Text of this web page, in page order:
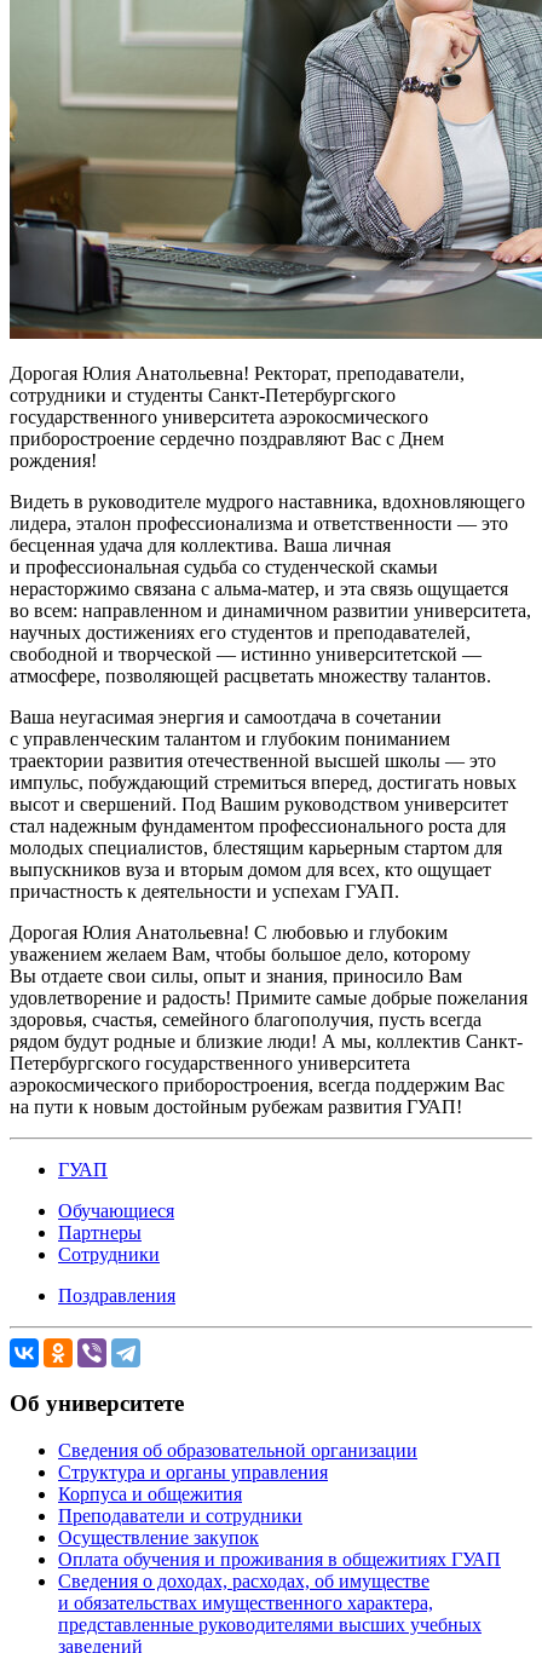
Дорогая Юлия Анатольевна! Ректорат, преподаватели,
сотрудники и студенты Санкт-Петербургского
государственного университета аэрокосмического
приборостроение сердечно поздравляют Вас с Днем
рождения!
Видеть в руководителе мудрого наставника, вдохновляющего
лидера, эталон профессионализма и ответственности — это
бесценная удача для коллектива. Ваша личная
и профессиональная судьба со студенческой скамьи
нерасторжимо связана с альма-матер, и эта связь ощущается
во всем: направленном и динамичном развитии университета,
научных достижениях его студентов и преподавателей,
свободной и творческой — истинно университетской —
атмосфере, позволяющей расцветать множеству талантов.
Ваша неугасимая энергия и самоотдача в сочетании
с управленческим талантом и глубоким пониманием
траектории развития отечественной высшей школы — это
импульс, побуждающий стремиться вперед, достигать новых
высот и свершений. Под Вашим руководством университет
стал надежным фундаментом профессионального роста для
молодых специалистов, блестящим карьерным стартом для
выпускников вуза и вторым домом для всех, кто ощущает
причастность к деятельности и успехам ГУАП.
Дорогая Юлия Анатольевна! С любовью и глубоким
уважением желаем Вам, чтобы большое дело, которому
Вы отдаете свои силы, опыт и знания, приносило Вам
удовлетворение и радость! Примите самые добрые пожелания
здоровья, счастья, семейного благополучия, пусть всегда
рядом будут родные и близкие люди! А мы, коллектив Санкт-
Петербургского государственного университета
аэрокосмического приборостроения, всегда поддержим Вас
на пути к новым достойным рубежам развития ГУАП!
ГУАП
Обучающиеся
Партнеры
Сотрудники
Поздравления
Об университете
Сведения об образовательной организации
Структура и органы управления
Корпуса и общежития
Преподаватели и сотрудники
Осуществление закупок
Оплата обучения и проживания в общежитиях ГУАП
Сведения о доходах, расходах, об имуществе
и обязательствах имущественного характера,
представленные руководителями высших учебных
заведений